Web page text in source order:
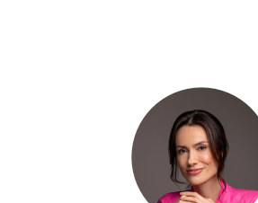
TUDO SOBRE
TUDO SOBRE